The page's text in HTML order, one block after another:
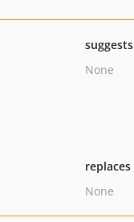
suggests
None
replaces
None